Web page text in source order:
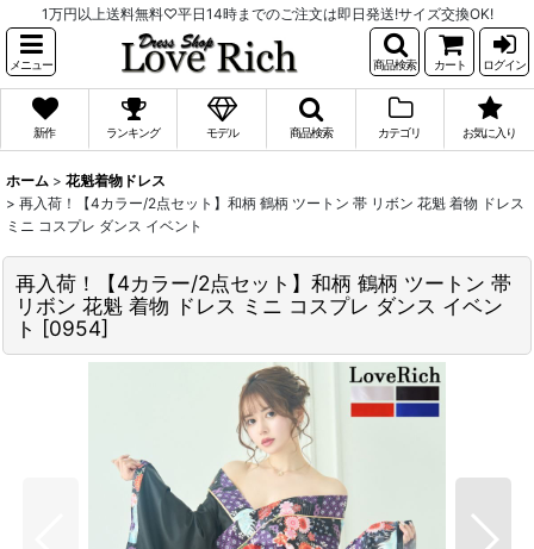
1万円以上送料無料♡平日14時までのご注文は即日発送!サイズ交換OK!
メニュー 商品検索 カート ログイン
新作 ランキング モデル 商品検索 カテゴリ お気に入り
ホーム > 花魁着物ドレス
> 再入荷！【4カラー/2点セット】和柄 鶴柄 ツートン 帯 リボン 花魁 着物 ドレス
ミニ コスプレ ダンス イベント
再入荷！【4カラー/2点セット】和柄 鶴柄 ツートン 帯
リボン 花魁 着物 ドレス ミニ コスプレ ダンス イベン
ト [0954]